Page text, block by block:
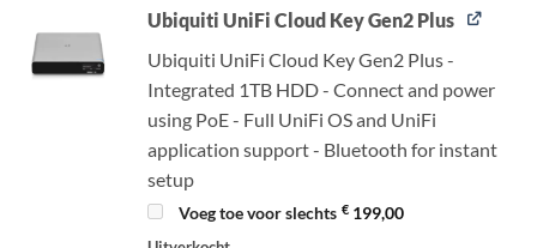
Ubiquiti UniFi Cloud Key Gen2 Plus
Ubiquiti UniFi Cloud Key Gen2 Plus -
Integrated 1TB HDD - Connect and power
using PoE - Full UniFi OS and UniFi
application support - Bluetooth for instant
setup
Voeg toe voor slechts € 199,00